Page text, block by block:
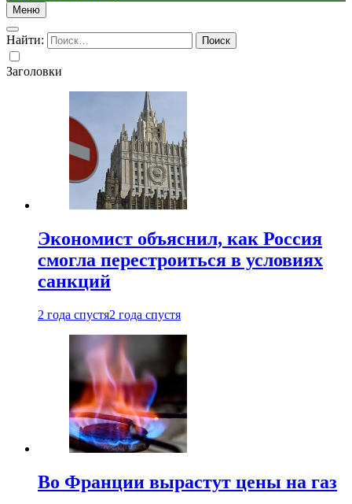
Меню
Найти:
Заголовки
Экономист объяснил, как Россия
смогла перестроиться в условиях
санкций
2 года спустя2 года спустя
Во Франции вырастут цены на газ